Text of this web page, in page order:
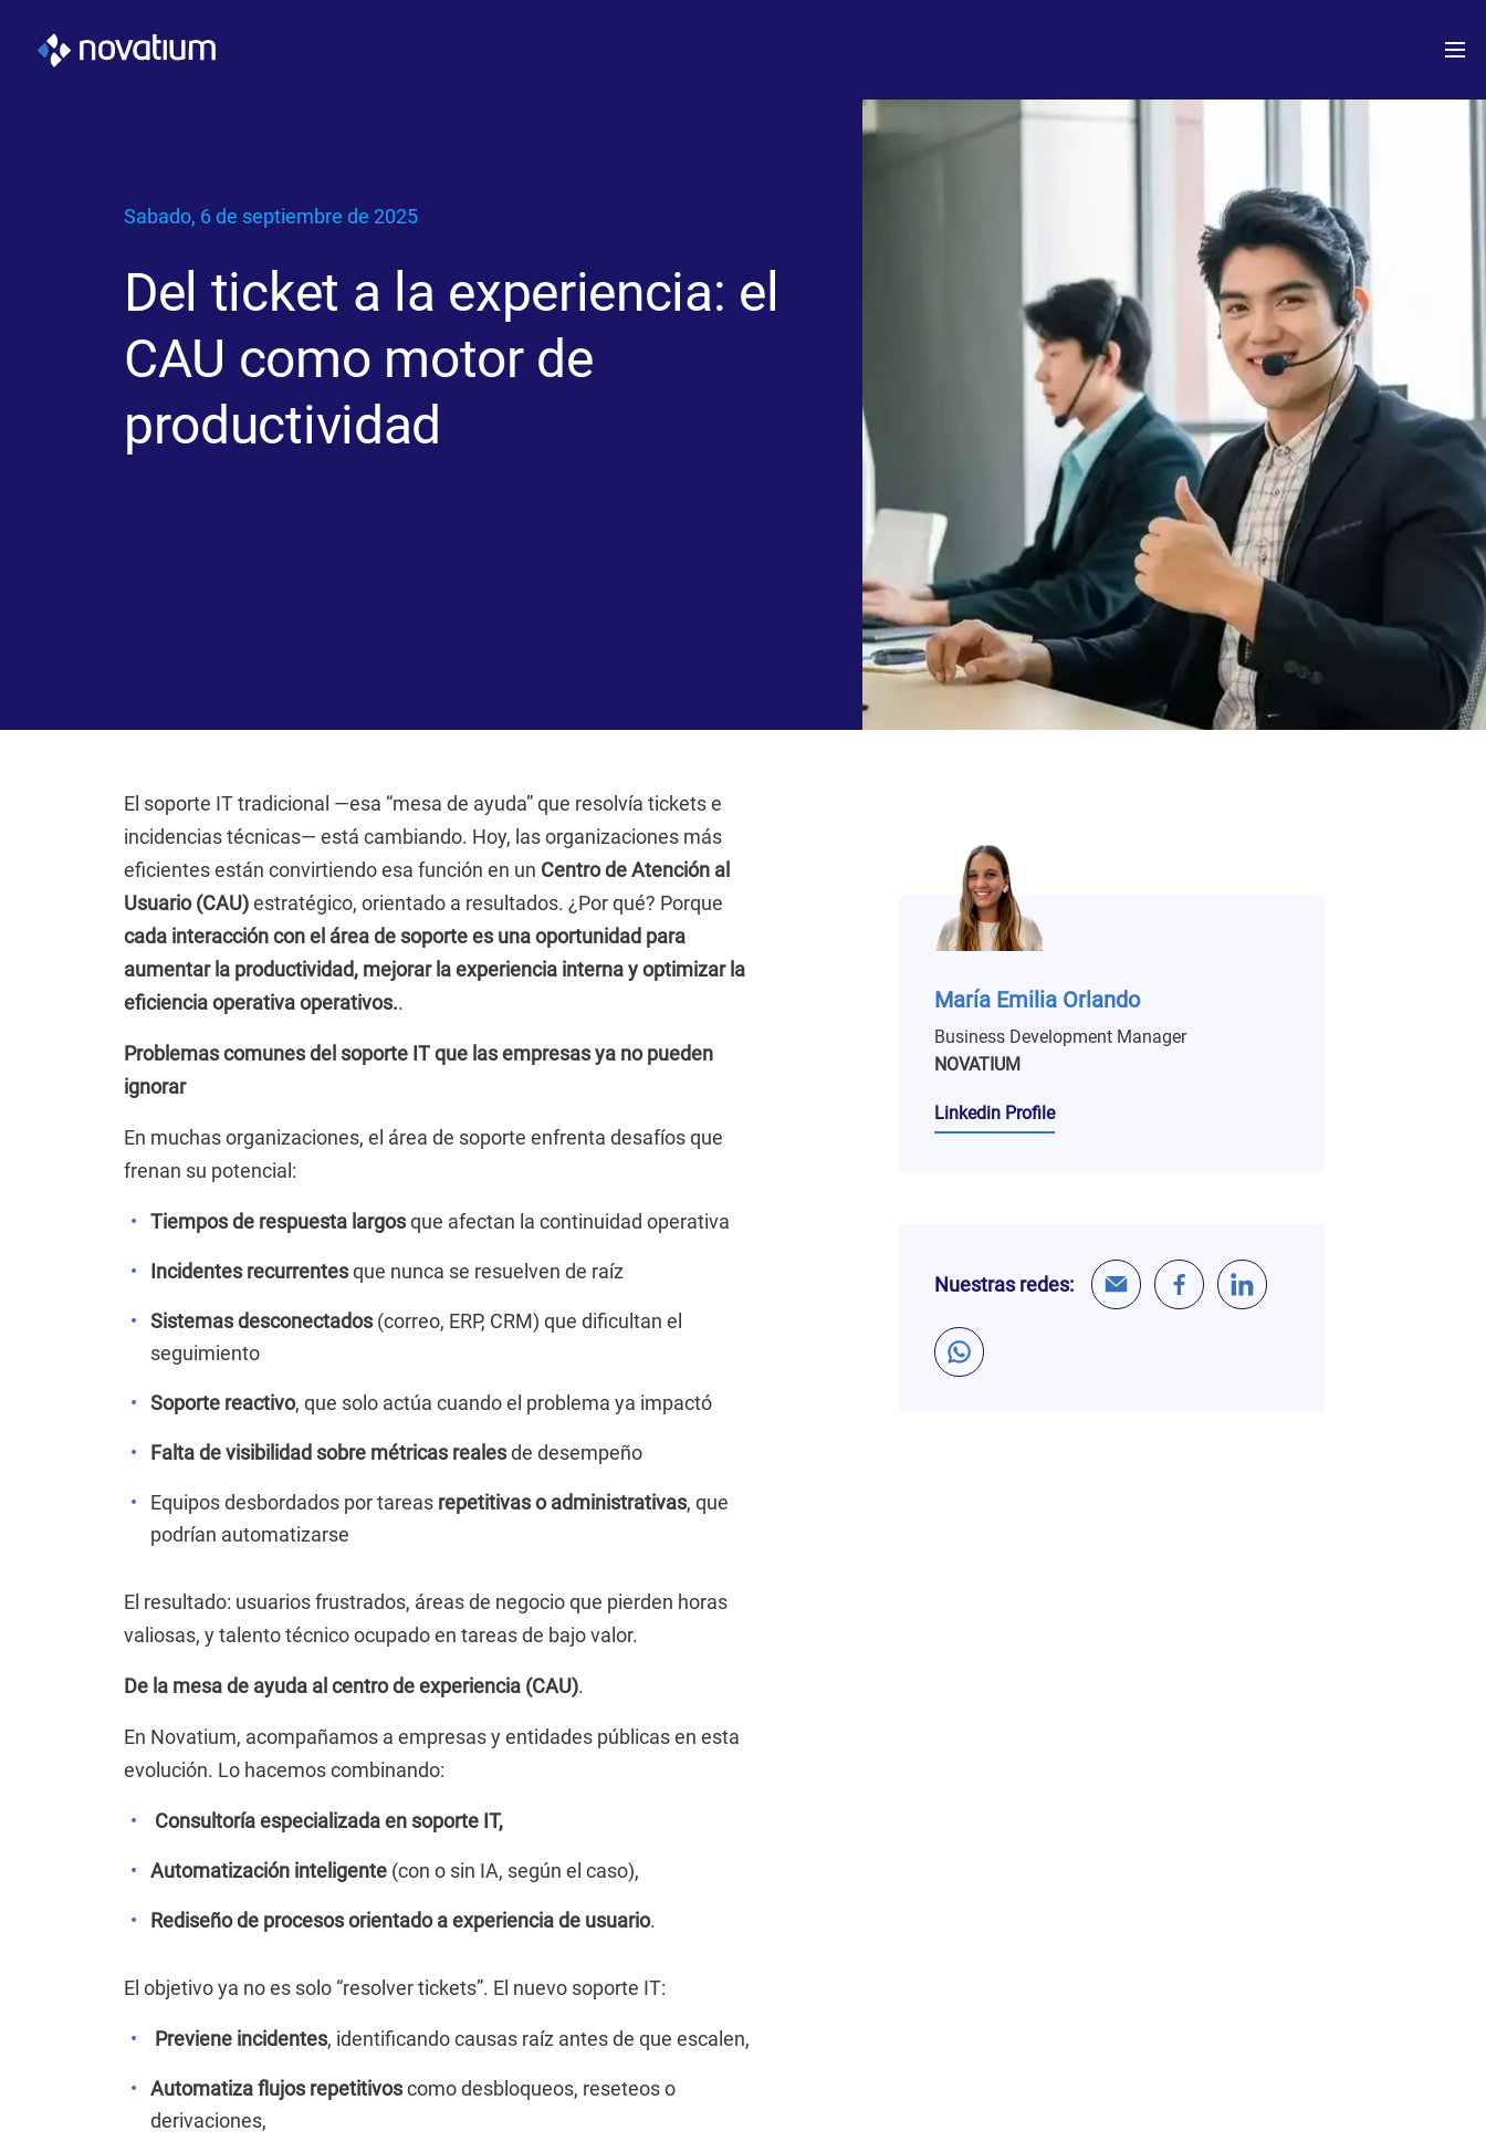
Sabado, 6 de septiembre de 2025
Del ticket a la experiencia: el
CAU como motor de
productividad
El soporte IT tradicional —esa “mesa de ayuda” que resolvía tickets e
incidencias técnicas— está cambiando. Hoy, las organizaciones más
eficientes están convirtiendo esa función en un Centro de Atención al
Usuario (CAU)estratégico, orientado a resultados. ¿Por qué? Porque
cada interacción con el área de soporte es una oportunidad para
aumentar la productividad, mejorar la experiencia interna y optimizar la
eficiencia operativa operativos..
Problemas comunes del soporte IT que las empresas ya no pueden
ignorar
En muchas organizaciones, el área de soporte enfrenta desafíos que
frenan su potencial:
Tiempos de respuesta largosque afectan la continuidad operativa
Incidentes recurrentesque nunca se resuelven de raíz
Sistemas desconectados (correo, ERP, CRM) que dificultan el
seguimiento
Soporte reactivo, que solo actúa cuando el problema ya impactó
Falta de visibilidad sobre métricas realesde desempeño
Equipos desbordados por tareas repetitivas o administrativas, que
podrían automatizarse
El resultado: usuarios frustrados, áreas de negocio que pierden horas
valiosas, y talento técnico ocupado en tareas de bajo valor.
De la mesa de ayuda al centro de experiencia (CAU).
En Novatium, acompañamos a empresas y entidades públicas en esta
evolución. Lo hacemos combinando:
Consultoría especializada en soporte IT,
Automatización inteligente(con o sin IA, según el caso),
Rediseño de procesos orientado a experiencia de usuario.
El objetivo ya no es solo “resolver tickets”. El nuevo soporte IT:
Previene incidentes, identificando causas raíz antes de que escalen,
Automatiza flujos repetitivoscomo desbloqueos, reseteos o
derivaciones,
María Emilia Orlando
Business Development Manager
NOVATIUM
Linkedin Profile
Nuestras redes: